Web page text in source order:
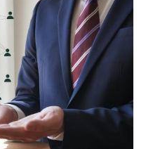
ソースで、自社のブランドや
単かつ低コストで高品質な動画を
ビスや商品
頼する予算が限られている中間
間管理職の方々。 社内で簡単
分たちの手でクオリティの高い
いと考えている人に最適です。
えている管理職★ 社内教
成したいが、複雑な編集作業に